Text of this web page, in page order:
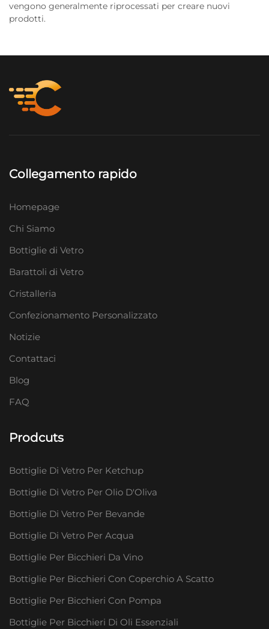
vengono generalmente riprocessati per creare nuovi
prodotti.
Collegamento rapido
Homepage
Chi Siamo
Bottiglie di Vetro
Barattoli di Vetro
Cristalleria
Confezionamento Personalizzato
Notizie
Contattaci
Blog
FAQ
Prodcuts
Bottiglie Di Vetro Per Ketchup
Bottiglie Di Vetro Per Olio D'Oliva
Bottiglie Di Vetro Per Bevande
Bottiglie Di Vetro Per Acqua
Bottiglie Per Bicchieri Da Vino
Bottiglie Per Bicchieri Con Coperchio A Scatto
Bottiglie Per Bicchieri Con Pompa
Bottiglie Per Bicchieri Di Oli Essenziali